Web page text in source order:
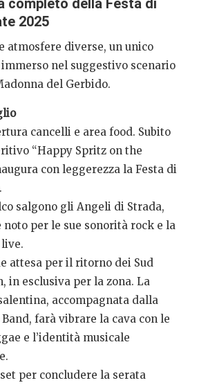
completo della Festa di
2025
atmosfere diverse, un unico
nel suggestivo scenario
del Gerbido.
cancelli e area food. Subito
“Happy Spritz on the
con leggerezza la Festa di
salgono gli Angeli di Strada,
noto per le sue sonorità rock e la
attesa per il ritorno dei Sud
in esclusiva per la zona. La
accompagnata dalla
farà vibrare la cava con le
e l’identità musicale
per concludere la serata